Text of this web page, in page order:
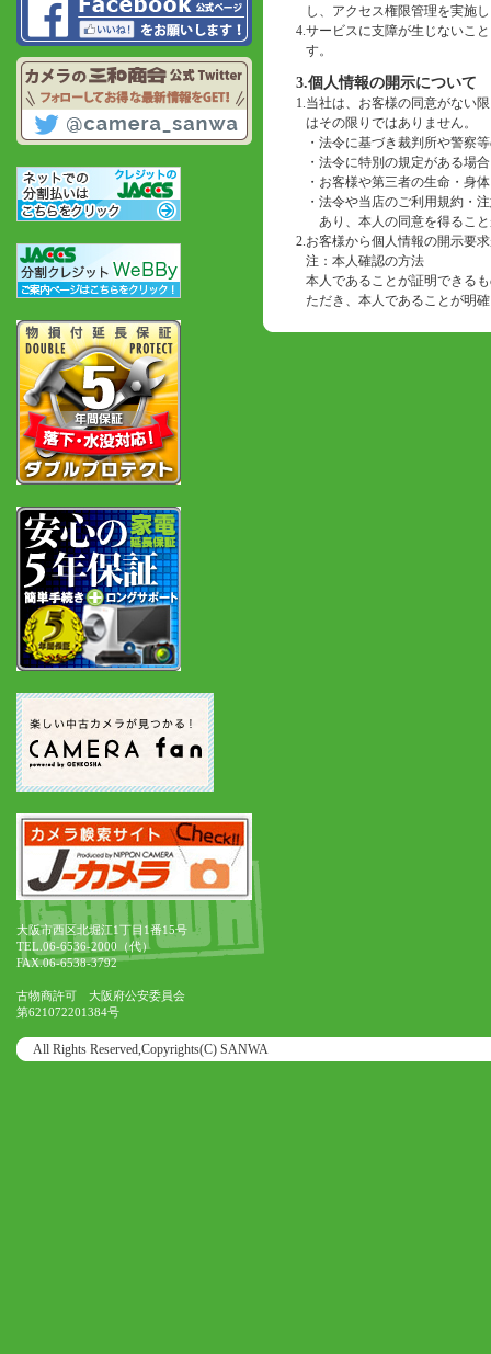
し、アクセス権限管理を実施
4.サービスに支障が生じないこ
す。
3.個人情報の開示について
1.当社は、お客様の同意がない
はその限りではありません。
・ 法令に基づき裁判所や警察
・ 法令に特別の規定がある場合
・ お客様や第三者の生命・身
・ 法令や当店のご利用規約・
あり、本人の同意を得るこ
2.お客様から個人情報の開示要
注：本人確認の方法
本人であることが証明できる
ただき、本人であることが明
大阪市西区北堀江1丁目1番15号
TEL.06-6536-2000（代）
FAX.06-6538-3792
古物商許可 大阪府公安委員会
第621072201384号
All Rights Reserved,Copyrights(C) SANWA